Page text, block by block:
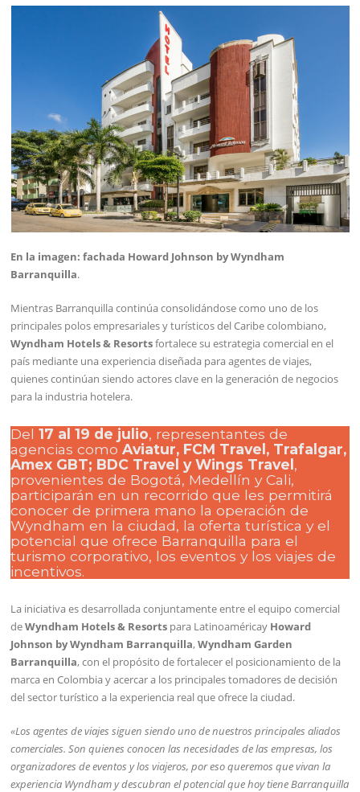
En la imagen: fachada Howard Johnson by Wyndham
Barranquilla.
Mientras Barranquilla continúa consolidándose como uno de los
principales polos empresariales y turísticos del Caribe colombiano,
Wyndham Hotels & Resortsfortalece su estrategia comercial en el
país mediante una experiencia diseñada para agentes de viajes,
quienes continúan siendo actores clave en la generación de negocios
para la industria hotelera.
Del17 al 19 de julio, representantes de
agencias comoAviatur, FCM Travel, Trafalgar,
Amex GBT; BDC Travel y Wings Travel ,
provenientes de Bogotá, Medellín y Cali,
participarán en un recorrido que les permitirá
conocer de primera mano la operación de
Wyndham en la ciudad, la oferta turística y el
potencial que ofrece Barranquilla para el
turismo corporativo, los eventos y los viajes de
incentivos.
La iniciativa es desarrollada conjuntamente entre el equipo comercial
deWyndham Hotels & Resorts para Latinoaméricay Howard
Johnson by Wyndham Barranquilla,Wyndham Garden
Barranquilla, con el propósito de fortalecer el posicionamiento de la
marca en Colombia y acercar a los principales tomadores de decisión
del sector turístico a la experiencia real que ofrece la ciudad.
«Los agentes de viajes siguen siendo uno de nuestros principales aliados
comerciales. Son quienes conocen las necesidades de las empresas, los
organizadores de eventos y los viajeros, por eso queremos que vivan la
experiencia Wyndham y descubran el potencial que hoy tiene Barranquilla